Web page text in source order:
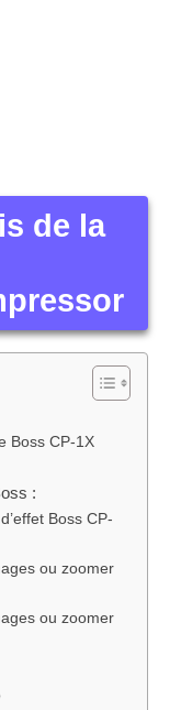
de la
Boss CP-1X
:
Boss CP-
ou zoomer
ou zoomer